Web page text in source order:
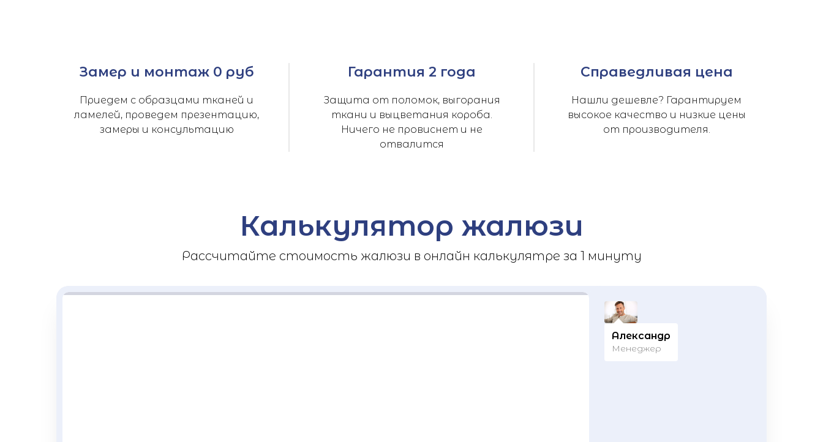
Замер и монтаж 0 руб
Приедем с образцами тканей и
ламелей, проведем презентацию,
замеры и консультацию
Гарантия 2 года
Защита от поломок, выгорания
ткани и выцветания короба.
Ничего не провиснет и не
отвалится
Справедливая цена
Нашли дешевле? Гарантируем
высокое качество и низкие цены
от производителя.
Калькулятор жалюзи
Рассчитайте стоимость жалюзи в онлайн калькулятре за 1 минуту
Александр
Менеджер